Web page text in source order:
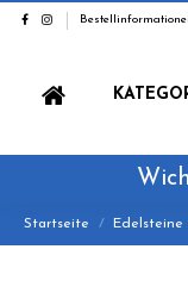
Startseite